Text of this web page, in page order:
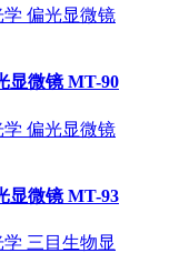
显微镜 MT-90
显微镜 MT-93